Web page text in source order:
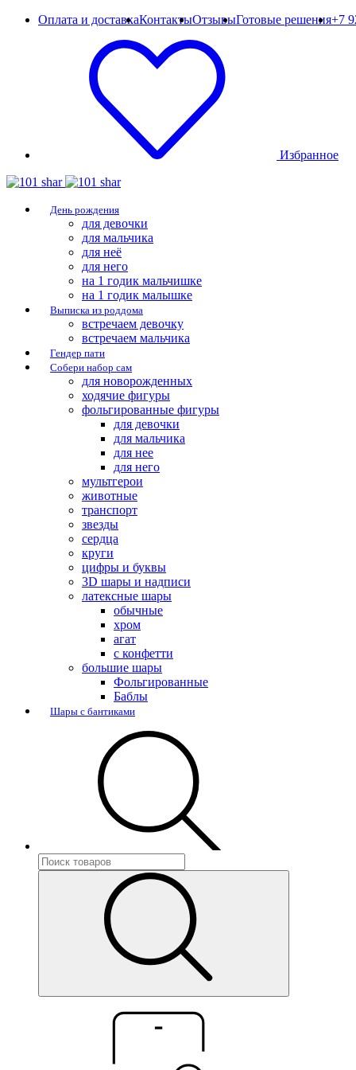
Оплата и доставкаКонтактыОтзывыГотовые решения+7
Избранное
День рождения
для девочки
для мальчика
для неё
для него
на 1 годик мальчишке
на 1 годик малышке
Выписка из роддома
встречаем девочку
встречаем мальчика
Гендер пати
Собери набор сам
для новорожденных
ходячие фигуры
фольгированные фигуры
для девочки
для мальчика
для нее
для него
мультгерои
животные
транспорт
звезды
сердца
круги
цифры и буквы
3D шары и надписи
латексные шары
обычные
хром
агат
с конфетти
большие шары
Фольгированные
Баблы
Шары с бантиками